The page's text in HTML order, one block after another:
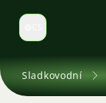
Select language
Sladkovodní